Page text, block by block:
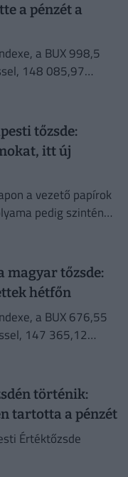
a pénzét a
a BUX 998,5
148 085,97
tőzsde:
itt új
a vezető papírok
pedig szintén
magyar tőzsde:
hétfőn
a BUX 676,55
147 365,12
történik:
tartotta a pénzét
Értéktőzsde